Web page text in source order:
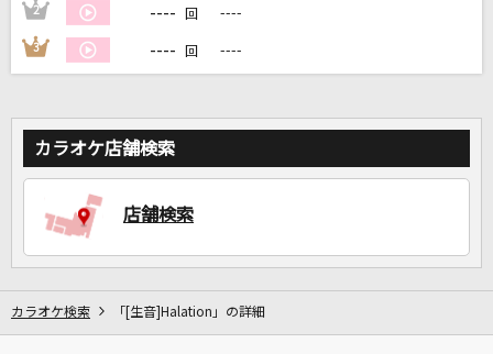
2 ---- 回 ----
3 ---- 回 ----
カラオケ店舗検索
店舗検索
カラオケ検索 「[生音]Halation」の詳細